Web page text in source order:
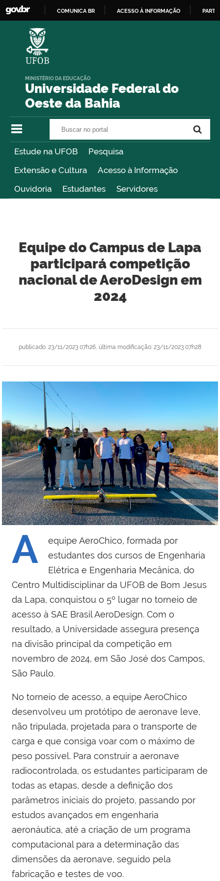
COMUNICA BR ACESSO À INFORMAÇÃO
Universidade Federal do
Oeste da Bahia
MINISTÉRIO DA EDUCAÇÃO
Estude na UFOB
Pesquisa
Extensão e Cultura
Acesso à Informação
Ouvidoria
Estudantes Servidores
Equipe do Campus de Lapa
participará competição
nacional de AeroDesign em
2024
publicado: 23/11/2023 07h26 última modificação: 23/11/2023 07h28
A
equipe AeroChico, formada por
estudantes dos cursos de Engenharia
Elétrica e Engenharia Mecânica, do
Centro Multidisciplinar da UFOB de Bom Jesus
da Lapa, conquistou o 5º lugar no torneio de
acesso à SAE Brasil AeroDesign. Com o
resultado, a Universidade assegura presença
na divisão principal da competição em
novembro de 2024, em São José dos Campos,
São Paulo.
No torneio de acesso, a equipe AeroChico
desenvolveu um protótipo de aeronave leve,
não tripulada, projetada para o transporte de
carga e que consiga voar com o máximo de
peso possível. Para construir a aeronave
radiocontrolada, os estudantes participaram de
todas as etapas, desde a definição dos
parâmetros iniciais do projeto, passando por
estudos avançados em engenharia
aeronáutica, até a criação de um programa
computacional para a determinação das
dimensões da aeronave, seguido pela
fabricação e testes de voo.